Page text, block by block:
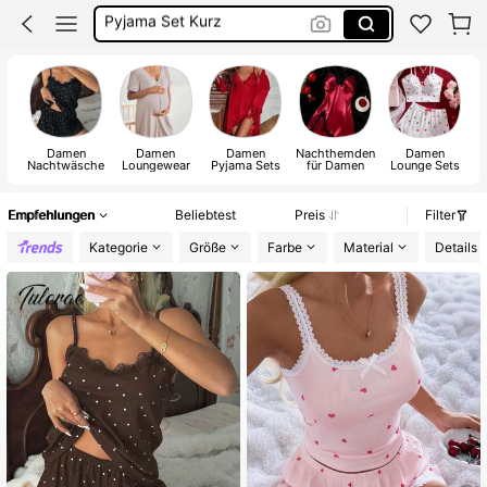
Nachthemd Damen
Schlafanzug Damen
Damen
Nachtwäsche
Damen
Loungewear
Damen
Pyjama Sets
Nachthemden
für Damen
Damen
Lounge Sets
Empfehlungen Beliebtest Preis
Filter
Kategorie
Größe Farbe Material Details